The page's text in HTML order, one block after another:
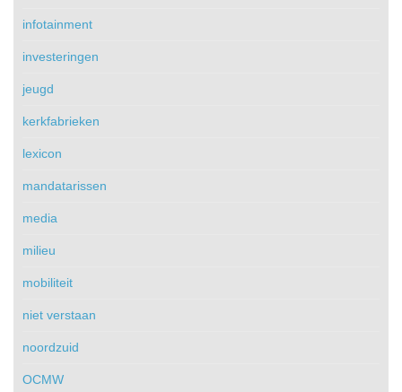
infotainment
investeringen
jeugd
kerkfabrieken
lexicon
mandatarissen
media
milieu
mobiliteit
niet verstaan
noordzuid
OCMW